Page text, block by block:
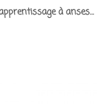
Tasse d'apprentissage à anses en silicone mauve